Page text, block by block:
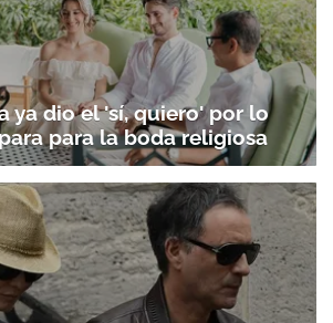
ya dio el 'sí, quiero' por lo
para la boda religiosa